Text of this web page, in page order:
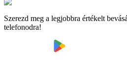
Szerezd meg a legjobbra értékelt
telefonodra!